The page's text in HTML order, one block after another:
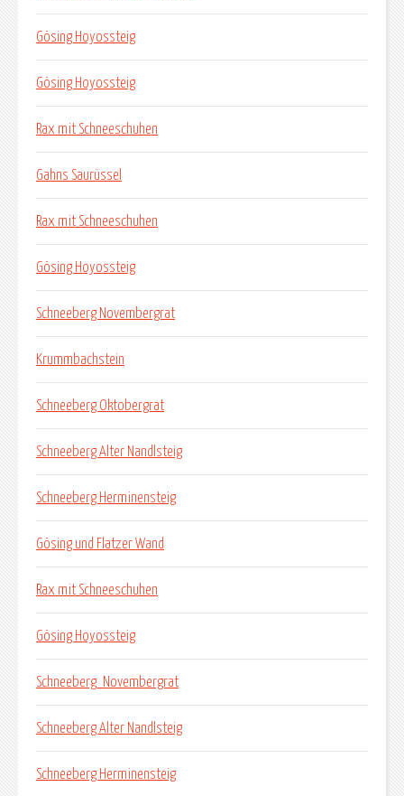
Gösing Hoyossteig
Gösing Hoyossteig
Rax mit Schneeschuhen
Gahns Saurüssel
Rax mit Schneeschuhen
Gösing Hoyossteig
Schneeberg Novembergrat
Krummbachstein
Schneeberg Oktobergrat
Schneeberg Alter Nandlsteig
Schneeberg Herminensteig
Gösing und Flatzer Wand
Rax mit Schneeschuhen
Gösing Hoyossteig
Schneeberg_Novembergrat
Schneeberg Alter Nandlsteig
Schneeberg Herminensteig